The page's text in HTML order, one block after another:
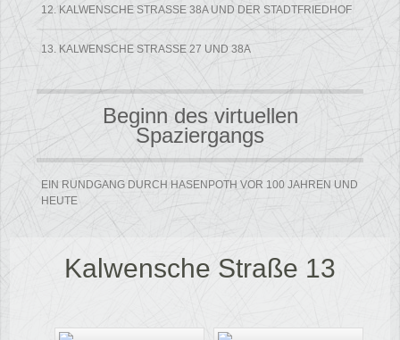
12. KALWENSCHE STRASSE 38A UND DER STADTFRIEDHOF
13. KALWENSCHE STRASSE 27 UND 38A
Beginn des virtuellen
Spaziergangs
EIN RUNDGANG DURCH HASENPOTH VOR 100 JAHREN UND
HEUTE
Kalwensche Straße 13